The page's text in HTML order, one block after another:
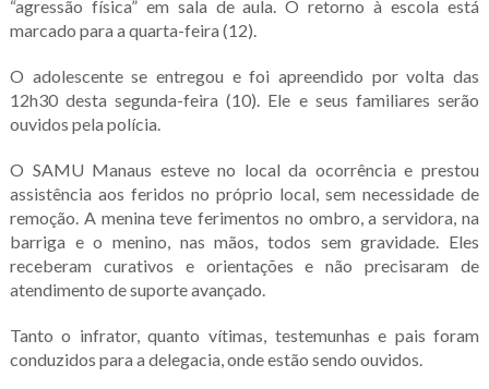
“agressão física” em sala de aula. O retorno à escola está
marcado para a quarta-feira (12).
O adolescente se entregou e foi apreendido por volta das
12h30 desta segunda-feira (10). Ele e seus familiares serão
ouvidos pela polícia.
O SAMU Manaus esteve no local da ocorrência e prestou
assistência aos feridos no próprio local, sem necessidade de
remoção. A menina teve ferimentos no ombro, a servidora, na
barriga e o menino, nas mãos, todos sem gravidade. Eles
receberam curativos e orientações e não precisaram de
atendimento de suporte avançado.
Tanto o infrator, quanto vítimas, testemunhas e pais foram
conduzidos para a delegacia, onde estão sendo ouvidos.